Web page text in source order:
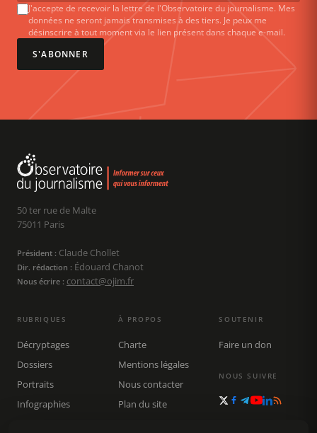
J'accepte de recevoir la lettre de l'Observatoire du journalisme. Mes
données ne seront jamais transmises à des tiers. Je peux me
désinscrire à tout moment via le lien présent dans chaque e-mail.
S'ABONNER
50 ter rue de Malte
75011 Paris
Président : Claude Chollet
Dir. rédaction : Édouard Chanot
Nous écrire : contact@ojim.fr
RUBRIQUES
Décryptages
Dossiers
Portraits
Infographies
À PROPOS
Charte
Mentions légales
Nous contacter
Plan du site
SOUTENIR
Faire un don
NOUS SUIVRE